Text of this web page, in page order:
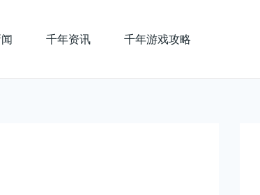
千年资讯 千年游戏攻略